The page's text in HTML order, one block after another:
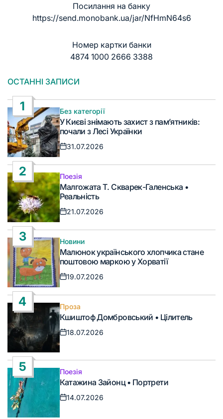
Посилання на банку
https://send.monobank.ua/jar/NfHmN64s6
Номер картки банки
4874 1000 2666 3388
ОСТАННІ ЗАПИСИ
1
Опублікувати
у
Без категорії
У Києві знімають захист з пам’ятників:
почали з Лесі Українки
Дата
31.07.2026
2
Опублікувати
у
Поезія
Малгожата Т. Скварек-Галенська •
Реальність
Дата
21.07.2026
3
Опублікувати
у
Новини
Малюнок українського хлопчика стане
поштовою маркою у Хорватії
Дата
19.07.2026
4
Опублікувати
у
Проза
Кшиштоф Домбровський • Цілитель
Дата
запису
18.07.2026
5
Опублікувати
у
Поезія
Катажина Зайонц • Портрети
Дата
14.07.2026